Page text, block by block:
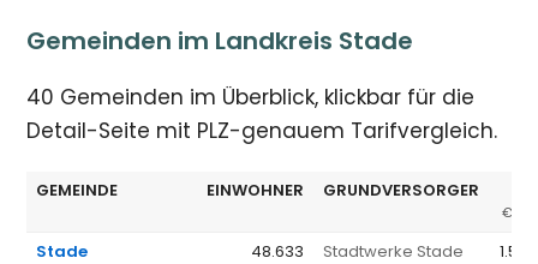
Gemeinden im Landkreis Stade
40 Gemeinden im Überblick, klickbar für die
Detail-Seite mit PLZ-genauem Tarifvergleich.
GEMEINDE EINWOHNER GRUNDVERSORGER
€/
Stade 48.633 Stadtwerke Stade